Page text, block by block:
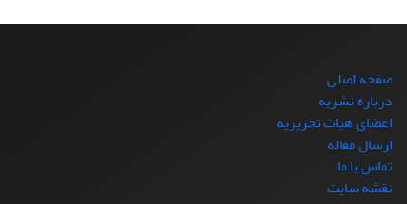
صفحه اصلی
درباره نشریه
اعضای هیات تحریریه
ارسال مقاله
تماس با ما
نقشه سایت